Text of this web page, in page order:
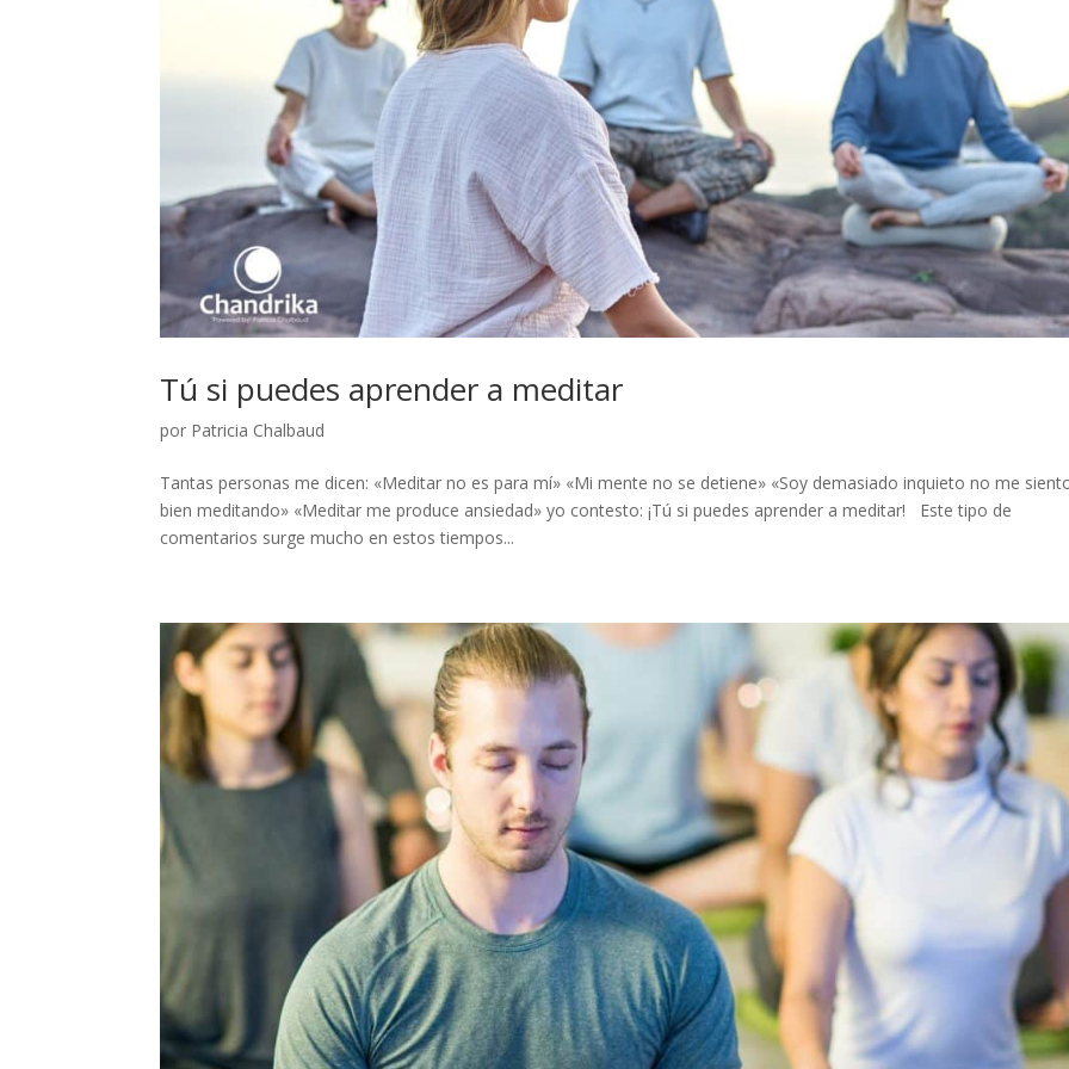
Tú si puedes aprender a meditar
por Patricia Chalbaud
Tantas personas me dicen: «Meditar no es para mí» «Mi mente no se detiene» «Soy demasiado inquieto no me
bien meditando» «Meditar me produce ansiedad» yo contesto: ¡Tú si puedes aprender a meditar! Este tipo de
comentarios surge mucho en estos tiempos...